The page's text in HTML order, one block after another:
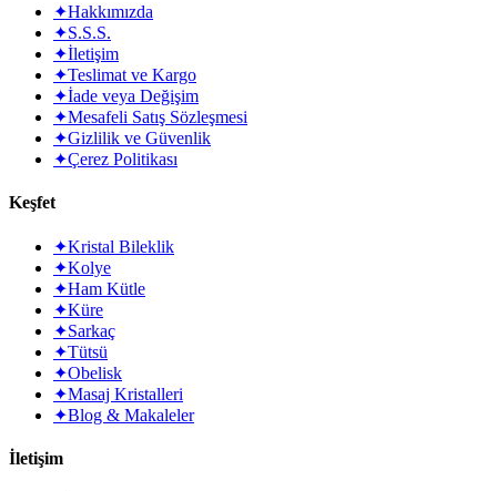
✦Hakkımızda
✦S.S.S.
✦İletişim
✦Teslimat ve Kargo
✦İade veya Değişim
✦Mesafeli Satış Sözleşmesi
✦Gizlilik ve Güvenlik
✦Çerez Politikası
Keşfet
✦Kristal Bileklik
✦Kolye
✦Ham Kütle
✦Küre
✦Sarkaç
✦Tütsü
✦Obelisk
✦Masaj Kristalleri
✦Blog & Makaleler
İletişim